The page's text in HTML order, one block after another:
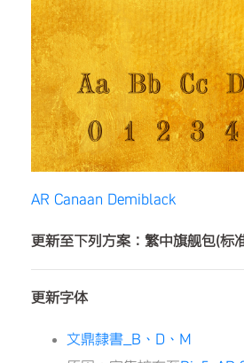
AR Canaan Demiblack
更新至下列方案：繁中旗舰包(标
更新字体
文鼎隸書_B、D、M